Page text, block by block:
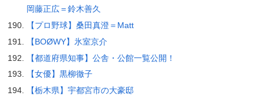
岡藤正広＝鈴木善久
【プロ野球】桑田真澄＝Matt
【BOØWY】氷室京介
【都道府県知事】公舎・公館一覧公開！
【女優】黒柳徹子
【栃木県】宇都宮市の大豪邸